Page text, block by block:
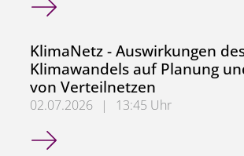
KlimaNetz - Auswirkungen
Klimawandels auf Planung
von Verteilnetzen
02.07.2026 |
13:45 Uhr
KlimaNetz - Auswirkungen des